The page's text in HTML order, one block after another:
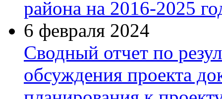
района на 2016-2025
6 февраля 2024
Сводный отчет по
обсуждения проекта